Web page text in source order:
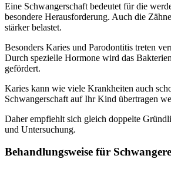
Eine Schwangerschaft bedeutet für die
besondere Herausforderung. Auch die
stärker belastet.
Besonders Karies und Parodontitis treten
Durch spezielle Hormone wird das
gefördert.
Karies kann wie viele Krankheiten auch
Schwangerschaft auf Ihr Kind übertragen
Daher empfiehlt sich gleich doppelte
und Untersuchung.
Behandlungsweise für Schwangere